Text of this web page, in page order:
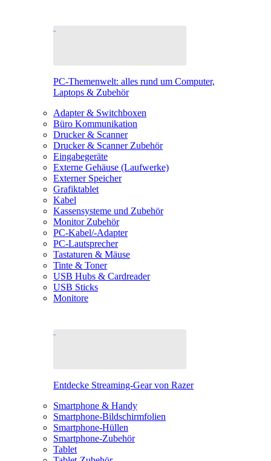
PC-Themenwelt: alles rund um Computer,
Laptops & Zubehör
Adapter & Switchboxen
Büro Kommunikation
Drucker & Scanner
Drucker & Scanner Zubehör
Eingabegeräte
Externe Gehäuse (Laufwerke)
Externer Speicher
Grafiktablet
Kabel
Kassensysteme und Zubehör
Monitor Zubehör
PC-Kabel/-Adapter
PC-Lautsprecher
Tastaturen & Mäuse
Tinte & Toner
USB Hubs & Cardreader
USB Sticks
Monitore
Entdecke Streaming-Gear von Razer
Smartphone & Handy
Smartphone-Bildschirmfolien
Smartphone-Hüllen
Smartphone-Zubehör
Tablet